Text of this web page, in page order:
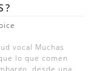
vocal Muchas
lo que comen